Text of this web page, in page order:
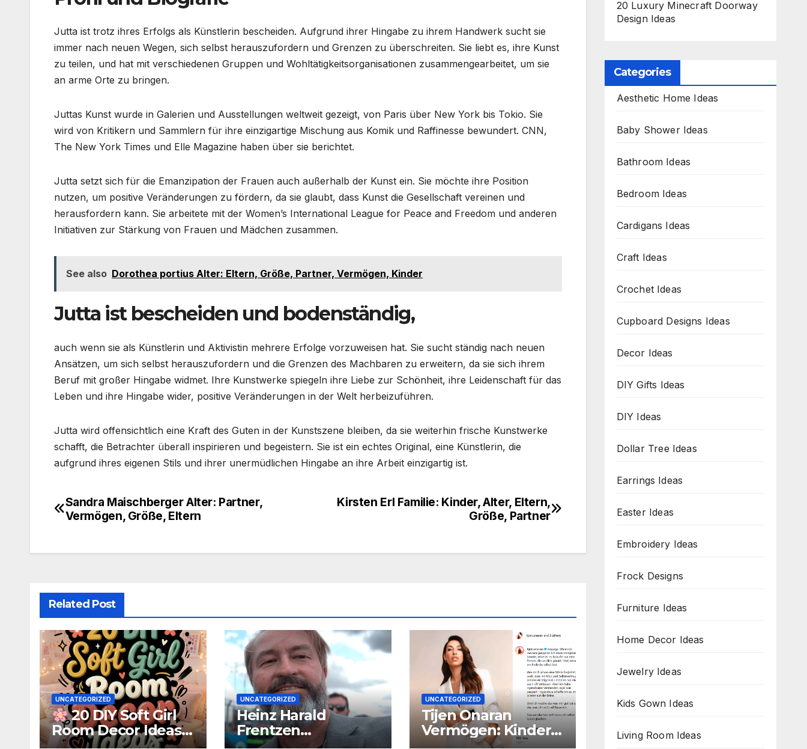
Jutta ist trotz ihres Erfolgs als Künstlerin bescheiden. Aufgrund ihrer Hingabe zu ihrem Handwerk sucht sie
immer nach neuen Wegen, sich selbst herauszufordern und Grenzen zu überschreiten. Sie liebt es, ihre Kunst
zu teilen, und hat mit verschiedenen Gruppen und Wohltätigkeitsorganisationen zusammengearbeitet, um sie
an arme Orte zu bringen.
Juttas Kunst wurde in Galerien und Ausstellungen weltweit gezeigt, von Paris über New York bis Tokio. Sie
wird von Kritikern und Sammlern für ihre einzigartige Mischung aus Komik und Raffinesse bewundert. CNN,
The New York Times und Elle Magazine haben über sie berichtet.
Jutta setzt sich für die Emanzipation der Frauen auch außerhalb der Kunst ein. Sie möchte ihre Position
nutzen, um positive Veränderungen zu fördern, da sie glaubt, dass Kunst die Gesellschaft vereinen und
herausfordern kann. Sie arbeitete mit der Women’s International League for Peace and Freedom und anderen
Initiativen zur Stärkung von Frauen und Mädchen zusammen.
See also Dorothea portius Alter: Eltern, Größe, Partner, Vermögen, Kinder
Jutta ist bescheiden und bodenständig,
auch wenn sie als Künstlerin und Aktivistin mehrere Erfolge vorzuweisen hat. Sie sucht ständig nach neuen
Ansätzen, um sich selbst herauszufordern und die Grenzen des Machbaren zu erweitern, da sie sich ihrem
Beruf mit großer Hingabe widmet. Ihre Kunstwerke spiegeln ihre Liebe zur Schönheit, ihre Leidenschaft für das
Leben und ihre Hingabe wider, positive Veränderungen in der Welt herbeizuführen.
Jutta wird offensichtlich eine Kraft des Guten in der Kunstszene bleiben, da sie weiterhin frische Kunstwerke
schafft, die Betrachter überall inspirieren und begeistern. Sie ist ein echtes Original, eine Künstlerin, die
aufgrund ihres eigenen Stils und ihrer unermüdlichen Hingabe an ihre Arbeit einzigartig ist.
Post
Kirsten Erl Familie: Kinder, Alter, Eltern,
Größe, Partner
Sandra Maischberger Alter: Partner,
Vermögen, Größe, Eltern
Related Post
UNCATEGORIZED
20 DIY Soft Girl
Room Decor Ideas
UNCATEGORIZED
Heinz Harald
Frentzen
Vermögen: Eltern,
UNCATEGORIZED
Tijen Onaran
Vermögen: Kinder,
Alter, Eltern, Größe
20 Luxury Minecraft Doorway
Design Ideas
Categories
Aesthetic Home Ideas
Baby Shower Ideas
Bathroom Ideas
Bedroom Ideas
Cardigans Ideas
Craft Ideas
Crochet Ideas
Cupboard Designs Ideas
Decor Ideas
DIY Gifts Ideas
DIY Ideas
Dollar Tree Ideas
Earrings Ideas
Easter Ideas
Embroidery Ideas
Frock Designs
Furniture Ideas
Home Decor Ideas
Jewelry Ideas
Kids Gown Ideas
Living Room Ideas